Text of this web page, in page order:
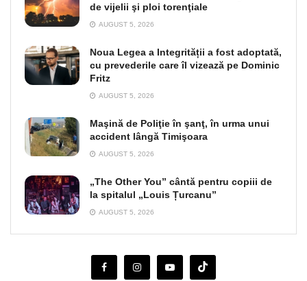
de vijelii şi ploi torenţiale
AUGUST 5, 2026
Noua Legea a Integrității a fost adoptată,
cu prevederile care îl vizează pe Dominic
Fritz
AUGUST 5, 2026
Maşină de Poliţie în şanţ, în urma unui
accident lângă Timişoara
AUGUST 5, 2026
„The Other You” cântă pentru copiii de
la spitalul „Louis Țurcanu”
AUGUST 5, 2026